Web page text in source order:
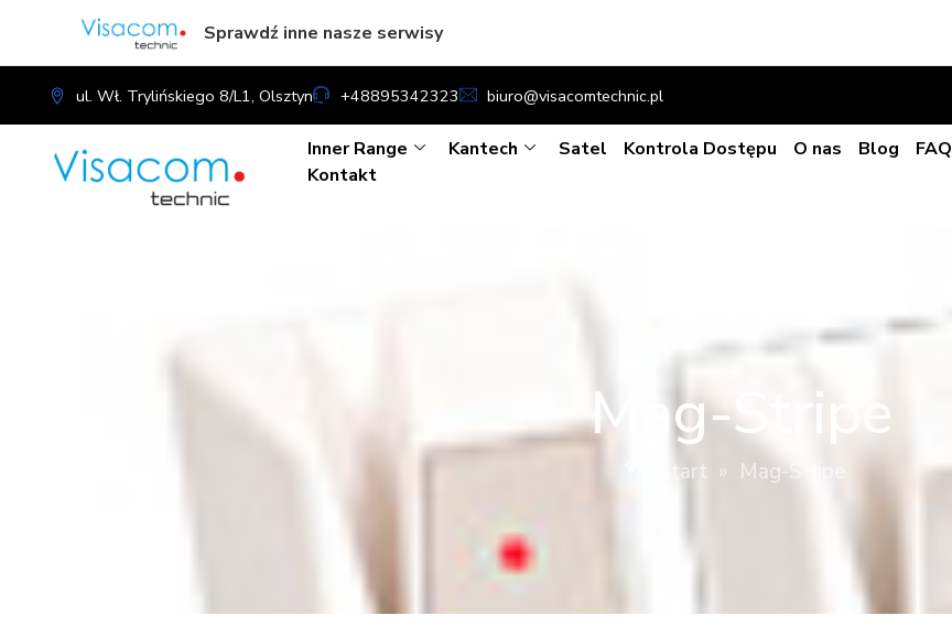
ul. Wł. Trylińskiego 8/L1, Olsztyn +48895342323 biuro@visacomtechnic.pl
Inner Range Kantech Satel Kontrola Dostępu O nas Blog FAQ
Kontakt
Mag-Stripe
Start » Mag-Stripe
Sprawdź inne nasze serwisy